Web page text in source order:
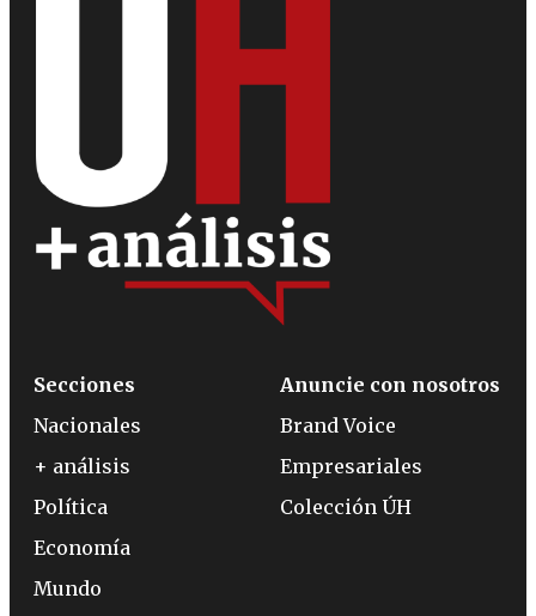
Secciones
Nacionales
+ análisis
Política
Economía
Mundo
Anuncie con nosotros
Brand Voice
Empresariales
Colección ÚH